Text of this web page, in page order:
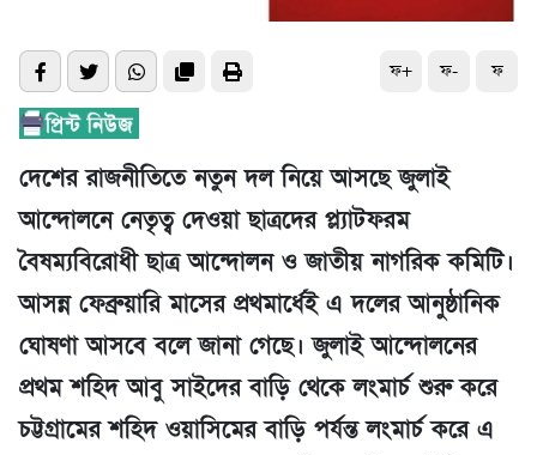
ফ+ ফ- ফ
দেশের রাজনীতিতে নতুন দল নিয়ে আসছে জুলাই
আন্দোলনে নেতৃত্ব দেওয়া ছাত্রদের প্ল্যাটফরম
বৈষম্যবিরোধী ছাত্র আন্দোলন ও জাতীয় নাগরিক কমিটি।
আসন্ন ফেব্রুয়ারি মাসের প্রথমার্ধেই এ দলের আনুষ্ঠানিক
ঘোষণা আসবে বলে জানা গেছে। জুলাই আন্দোলনের
প্রথম শহিদ আবু সাইদের বাড়ি থেকে লংমার্চ শুরু করে
চট্টগ্রামের শহিদ ওয়াসিমের বাড়ি পর্যন্ত লংমার্চ করে এ